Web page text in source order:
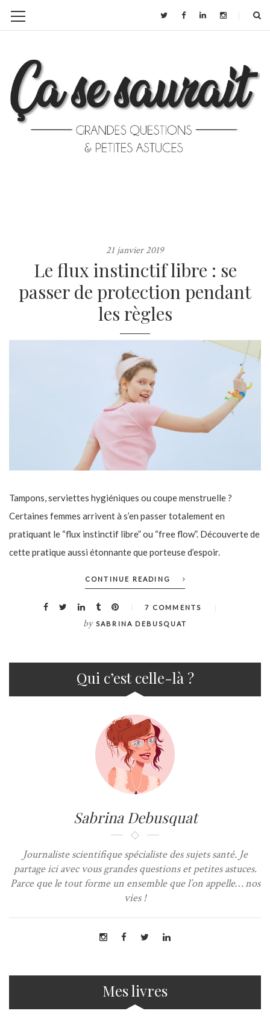
21 janvier 2019
Le flux instinctif libre : se
passer de protection pendant
les règles
Tampons, serviettes hygiéniques ou coupe menstruelle ?
Certaines femmes arrivent à s’en passer totalement en
pratiquant le “flux instinctif libre” ou “free flow”. Découverte de
cette pratique aussi étonnante que porteuse d’espoir.
CONTINUE READING
7 COMMENTS
by SABRINA DEBUSQUAT
Qui c’est celle-là ?
Sabrina Debusquat
Journaliste scientifique spécialiste des sujets santé. Je
partage ici avec vous grandes questions et petites astuces.
Parce que le tout forme un ensemble que l’on appelle… nos
vies !
Mes livres